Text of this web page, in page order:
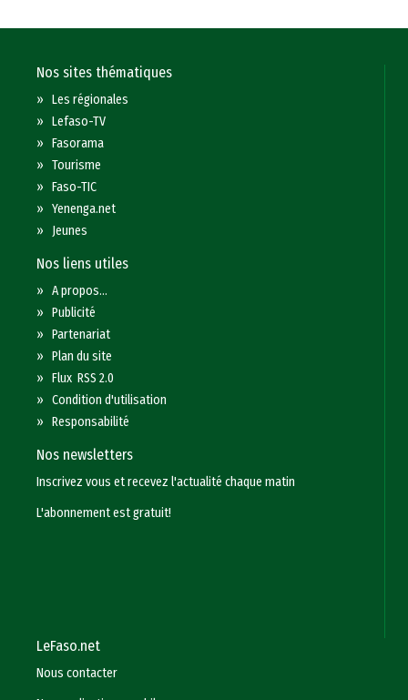
Nos sites thématiques
»Les régionales
»Lefaso-TV
»Fasorama
»Tourisme
»Faso-TIC
»Yenenga.net
» Jeunes
Nos liens utiles
»A propos...
»Publicité
»Partenariat
»Plan du site
»Flux RSS 2.0
»Condition d'utilisation
»Responsabilité
Nos newsletters
Inscrivez vous et recevez l'actualité chaque matin
L'abonnement est gratuit!
LeFaso.net
Nous contacter